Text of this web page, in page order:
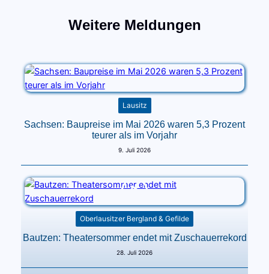
Weitere Meldungen
Lausitz
Sachsen: Baupreise im Mai 2026 waren 5,3 Prozent
teurer als im Vorjahr
9. Juli 2026
Oberlausitzer Bergland & Gefilde
Bautzen: Theatersommer endet mit Zuschauerrekord
28. Juli 2026